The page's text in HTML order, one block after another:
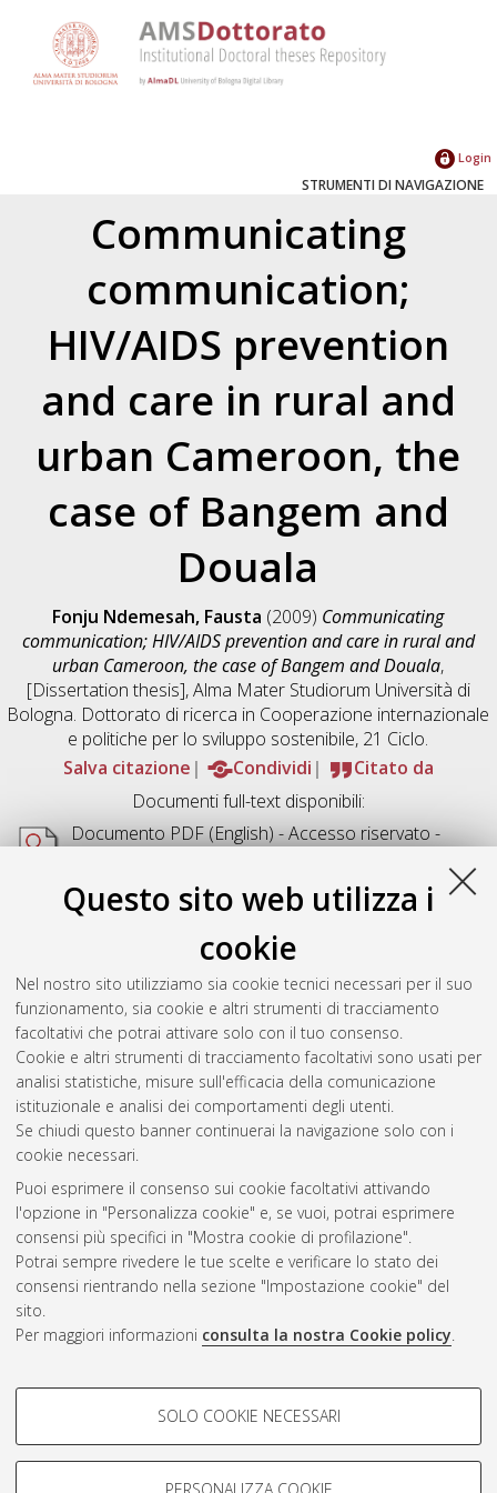
Questo sito web utilizza i
cookie
Nel nostro sito utilizziamo sia cookie tecnici necessari per il suo
funzionamento, sia cookie e altri strumenti di tracciamento
facoltativi che potrai attivare solo con il tuo consenso.
Cookie e altri strumenti di tracciamento facoltativi sono usati per
analisi statistiche, misure sull'efficacia della comunicazione
istituzionale e analisi dei comportamenti degli utenti.
Se chiudi questo banner continuerai la navigazione solo con i
cookie necessari.
Puoi esprimere il consenso sui cookie facoltativi attivando
l'opzione in "Personalizza cookie" e, se vuoi, potrai esprimere
consensi più specifici in "Mostra cookie di profilazione".
Potrai sempre rivedere le tue scelte e verificare lo stato dei
consensi rientrando nella sezione "Impostazione cookie" del
sito.
Per maggiori informazioni consulta la nostra Cookie policy.
COOKIE DI PROFILAZIONE -
Si tratta di cookie utilizzati per analizzare le caratteristiche della
navigazione degli utenti, creare profili in base al loro comportamento
SOLO COOKIE NECESSARI
Login
STRUMENTI DI NAVIGAZIONE
Communicating
communication;
HIV/AIDS prevention
and care in rural and
urban Cameroon, the
case of Bangem and
Douala
Fonju Ndemesah, Fausta (2009) Communicating
communication; HIV/AIDS prevention and care in rural and
urban Cameroon, the case of Bangem and Douala,
[Dissertation thesis], Alma Mater Studiorum Università di
Bologna. Dottorato di ricerca in Cooperazione internazionale
e politiche per lo sviluppo sostenibile, 21 Ciclo.
Salva citazione
Condividi
Citato da
Documenti full-text disponibili:
Documento PDF(English) - Accesso riservato -
Acrobat Reader
Download (3MB)
Abstract
Altri metadati
Gestione del documento:
Atom
Rss 1.0
Rss 2.0
ISSN: 2038-7946
Impostazioni Cookie
Informativa sulla privacy
Condizioni d’uso del sito